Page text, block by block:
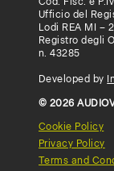
Ufficio del
Lodi REA MI –
Registro degli
n. 43285
Developed by
© 2026
Cookie Policy
Privacy Policy
Terms and
ad
attivare
un
compila
questo